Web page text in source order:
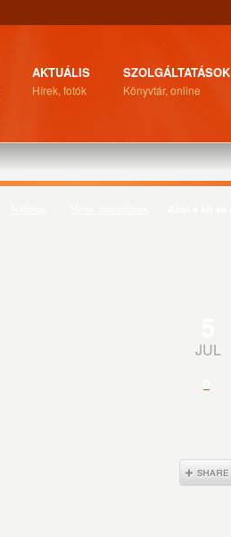
AKTUÁLIS
Hírek, fotók
SZOLGÁLTATÁSOK
Könyvtár, online
JUL